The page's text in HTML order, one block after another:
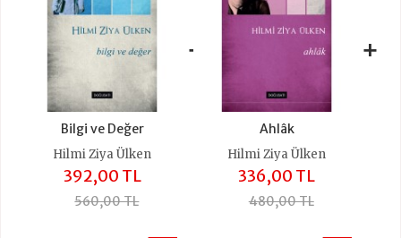
Bilgi ve Değer
Hilmi Ziya Ülken
392,00 TL
560,00 TL
+
Ahlâk
Hilmi Ziya Ülken
336,00 TL
480,00 TL
+